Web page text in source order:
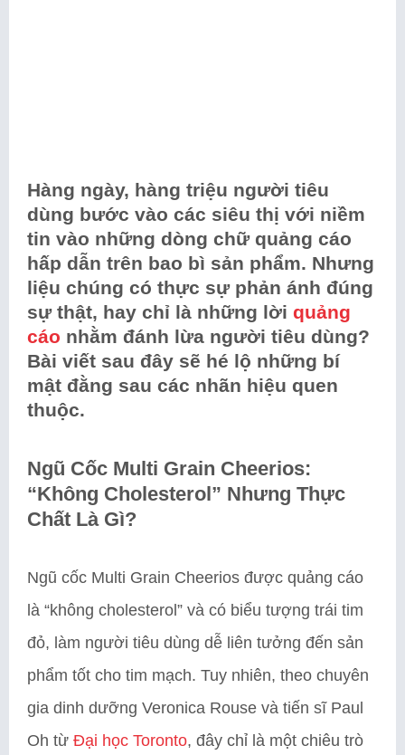
Hàng ngày, hàng triệu người tiêu
dùng bước vào các siêu thị với niềm
tin vào những dòng chữ quảng cáo
hấp dẫn trên bao bì sản phẩm. Nhưng
liệu chúng có thực sự phản ánh đúng
sự thật, hay chỉ là những lời quảng
cáo nhằm đánh lừa người tiêu dùng?
Bài viết sau đây sẽ hé lộ những bí
mật đằng sau các nhãn hiệu quen
thuộc.
Ngũ Cốc Multi Grain Cheerios:
“Không Cholesterol” Nhưng Thực
Chất Là Gì?
Ngũ cốc Multi Grain Cheerios được quảng cáo
là “không cholesterol” và có biểu tượng trái tim
đỏ, làm người tiêu dùng dễ liên tưởng đến sản
phẩm tốt cho tim mạch. Tuy nhiên, theo chuyên
gia dinh dưỡng Veronica Rouse và tiến sĩ Paul
Oh từ Đại học Toronto, đây chỉ là một chiêu trò